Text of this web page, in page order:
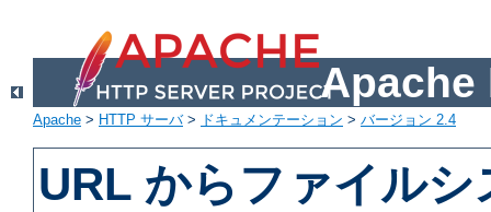
Apache
Apache > HTTP サーバ> ドキュメンテーション > バージョン 2.4
URL からファイル